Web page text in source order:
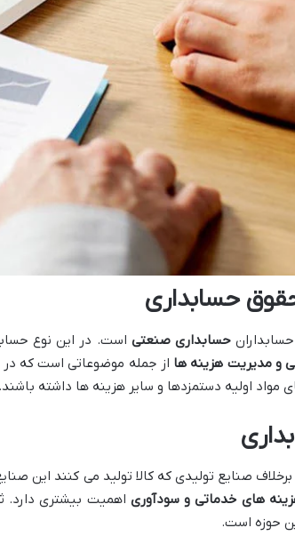
حسابداری
حسابداری صنعتی است. در این نوع
و مدیریت هزینه ها از جمله موضوعاتی است که در
اولیه دستمزدها و سایر هزینه ها داشته باشند.
صنایع تولیدی که کالا تولید می کنند این
های خدماتی و سودآوری اهمیت بیشتری دارد.
حوزه است.